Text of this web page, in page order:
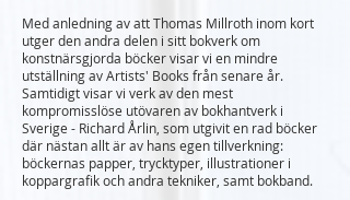
Med anledning av att Thomas Millroth inom kort
utger den andra delen i sitt bokverk om
konstnärsgjorda böcker visar vi en mindre
utställning av Artists' Books från senare år.
Samtidigt visar vi verk av den mest
kompromisslöse utövaren av bokhantverk i
Sverige - Richard Årlin, som utgivit en rad böcker
där nästan allt är av hans egen tillverkning:
böckernas papper, trycktyper, illustrationer i
koppargrafik och andra tekniker, samt bokband.